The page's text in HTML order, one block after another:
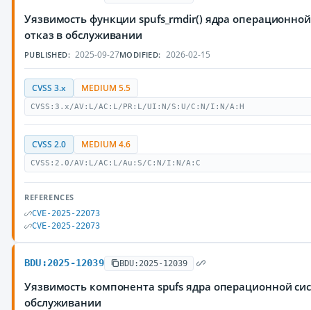
Уязвимость функции spufs_rmdir() ядра
отказ в обслуживании
PUBLISHED: 2025-09-27MODIFIED: 2026-02-15
CVSS 3.x MEDIUM 5.5
CVSS:3.x/AV:L/AC:L/PR:L/UI:N/S:U/C:N/I:N/A:H
CVSS 2.0 MEDIUM 4.6
CVSS:2.0/AV:L/AC:L/Au:S/C:N/I:N/A:C
REFERENCES
CVE-2025-22073
CVE-2025-22073
BDU:2025-12039 BDU:2025-12039
Уязвимость компонента spufs ядра операционной
обслуживании